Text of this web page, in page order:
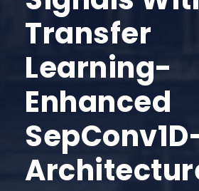
Transfer
Learning-
Enhanced